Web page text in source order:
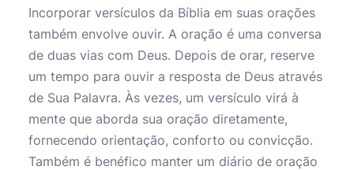
Incorporar versículos da Bíblia em suas orações
também envolve ouvir. A oração é uma conversa
de duas vias com Deus. Depois de orar, reserve
um tempo para ouvir a resposta de Deus através
de Sua Palavra. Às vezes, um versículo virá à
mente que aborda sua oração diretamente,
fornecendo orientação, conforto ou convicção.
Também é benéfico manter um diário de oração